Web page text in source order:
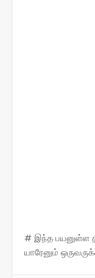
# இந்த பயனுள்ள
யாரேனும்